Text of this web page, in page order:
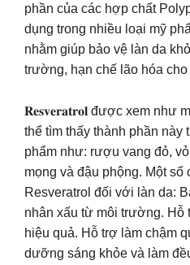
phần của các hợp chất
dụng trong nhiều loại mỹ
nhằm giúp bảo vệ làn da
trường, hạn chế lão hóa cho
𝐑𝐞𝐬𝐯𝐞𝐫𝐚𝐭𝐫𝐨𝐥 được xem như
thể tìm thấy thành phần này
phẩm như: rượu vang đỏ,
mọng và đậu phộng. Một số
Resveratrol đối với làn da:
nhân xấu từ môi trường. Hỗ
hiệu quả. Hỗ trợ làm chậm
dưỡng sáng khỏe và làm